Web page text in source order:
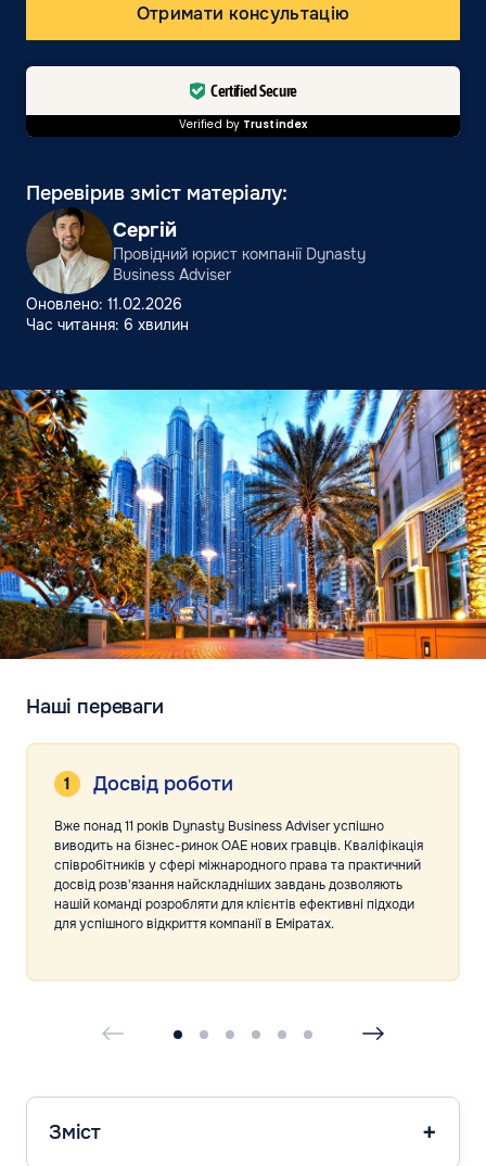
Отримати консультацію
Certified Secure
Verified by Trustindex
Перевірив зміст матеріалу:
Сергій
Провідний юрист компанії Dynasty
Business Adviser
Оновлено: 11.02.2026
Час читання: 6 хвилин
Наші переваги
Досвід роботи
Вже понад 11 років Dynasty Business Adviser успішно
виводить на бізнес-ринок ОАЕ нових гравців. Кваліфікація
співробітників у сфері міжнародного права та практичний
досвід розв'язання найскладніших завдань дозволяють
нашій команді розробляти для клієнтів ефективні підходи
для успішного відкриття компанії в Еміратах.
Зміст